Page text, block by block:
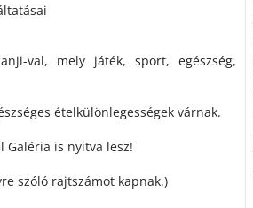
val, mely játék, sport, egészség,
ételkülönlegességek várnak.
Galéria is nyitva lesz!
szóló rajtszámot kapnak.)